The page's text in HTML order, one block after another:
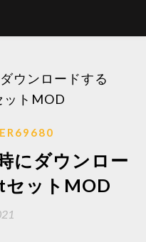
ウンロードする
ットMOD
にダウンロー
セットMOD